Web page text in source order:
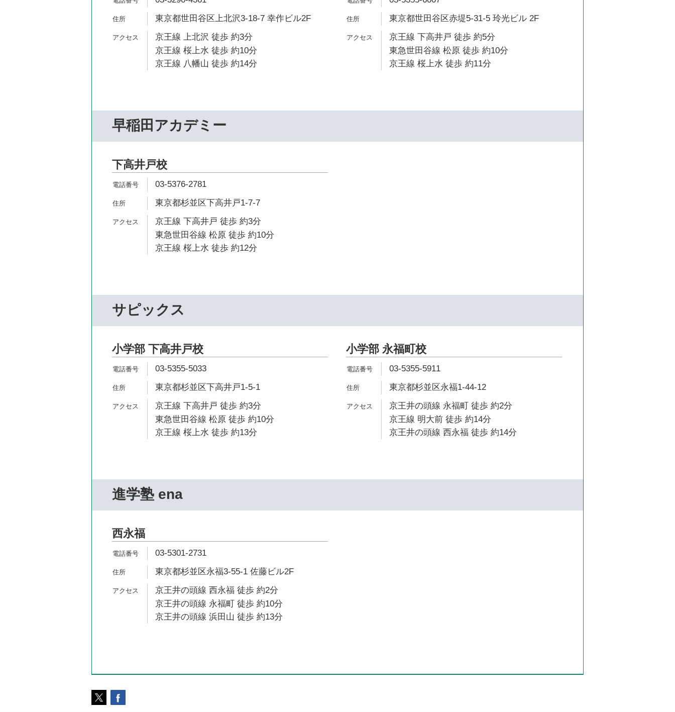
東京都世田谷区上北沢3-18-7 幸作ビル2F
京王線 上北沢 徒歩 約3分
京王線 桜上水 徒歩 約10分
京王線 八幡山 徒歩 約14分
東京都世田谷区赤堤5-31-5 玲光ビル 2F
京王線 下高井戸 徒歩 約5分
東急世田谷線 松原 徒歩 約10分
京王線 桜上水 徒歩 約11分
早稲田アカデミー
下高井戸校
03-5376-2781
東京都杉並区下高井戸1-7-7
京王線 下高井戸 徒歩 約3分
東急世田谷線 松原 徒歩 約10分
京王線 桜上水 徒歩 約12分
サピックス
小学部 下高井戸校
03-5355-5033
東京都杉並区下高井戸1-5-1
京王線 下高井戸 徒歩 約3分
東急世田谷線 松原 徒歩 約10分
京王線 桜上水 徒歩 約13分
小学部 永福町校
03-5355-5911
東京都杉並区永福1-44-12
京王井の頭線 永福町 徒歩 約2分
京王線 明大前 徒歩 約14分
京王井の頭線 西永福 徒歩 約14分
進学塾 ena
西永福
03-5301-2731
東京都杉並区永福3-55-1 佐藤ビル2F
京王井の頭線 西永福 徒歩 約2分
京王井の頭線 永福町 徒歩 約10分
京王井の頭線 浜田山 徒歩 約13分